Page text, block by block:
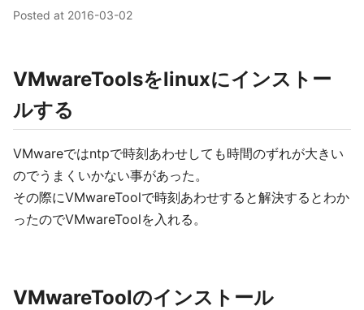
Posted at 2016-03-02
VMwareToolsをlinuxにインストー
ルする
VMwareではntpで時刻あわせしても時間のずれが大きい
のでうまくいかない事があった。
その際にVMwareToolで時刻あわせすると解決するとわか
ったのでVMwareToolを入れる。
VMwareToolのインストール